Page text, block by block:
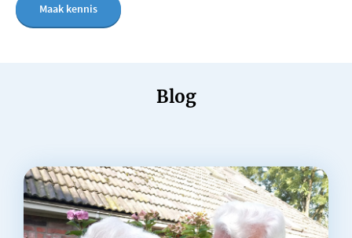
Maak kennis
Blog